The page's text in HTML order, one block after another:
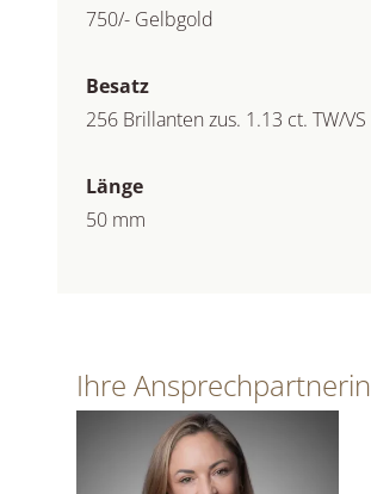
750/- Gelbgold
Besatz
256 Brillanten zus. 1.13 ct. TW/VS
Länge
50 mm
Ihre Ansprechpartnerin